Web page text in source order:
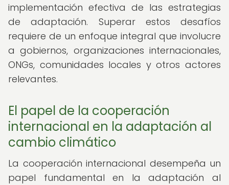
implementación efectiva de las estrategias
de adaptación. Superar estos desafíos
requiere de un enfoque integral que involucre
a gobiernos, organizaciones internacionales,
ONGs, comunidades locales y otros actores
relevantes.
El papel de la cooperación
internacional en la adaptación al
cambio climático
La cooperación internacional desempeña un
papel fundamental en la adaptación al